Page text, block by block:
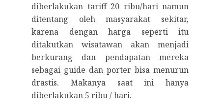
diberlakukan tariff 20 ribu/hari namun
ditentang oleh masyarakat sekitar,
karena dengan harga seperti itu
ditakutkan wisatawan akan menjadi
berkurang dan pendapatan mereka
sebagai guide dan porter bisa menurun
drastis. Makanya saat ini hanya
diberlakukan 5 ribu / hari.